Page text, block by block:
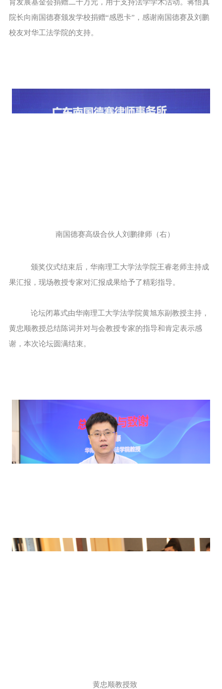
育发展基金会捐赠二十万元，用于支持法学学术活动。蒋悟真
院长向南国德赛颁发学校捐赠“感恩卡”，感谢南国德赛及刘鹏
校友对华工法学院的支持。
南国德赛高级合伙人刘鹏律师（右）
颁奖仪式结束后，华南理工大学法学院王睿老师主持成
果汇报，现场教授专家对汇报成果给予了精彩指导。
论坛闭幕式由华南理工大学法学院黄旭东副教授主持，
黄忠顺教授总结陈词并对与会教授专家的指导和肯定表示感
谢，本次论坛圆满结束。
黄忠顺教授致